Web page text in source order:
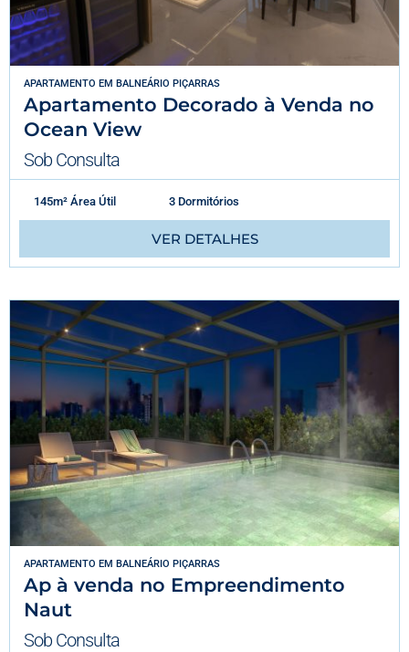
APARTAMENTO EM BALNEÁRIO PIÇARRAS
Apartamento Decorado à Venda no
Ocean View
Sob Consulta
145m² Área Útil 3 Dormitórios
VER DETALHES
APARTAMENTO EM BALNEÁRIO PIÇARRAS
Ap à venda no Empreendimento
Naut
Sob Consulta